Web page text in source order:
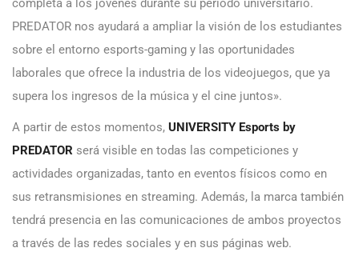
completa a los jóvenes durante su periodo universitario.
PREDATOR nos ayudará a ampliar la visión de los estudiantes
sobre el entorno esports-gaming y las oportunidades
laborales que ofrece la industria de los videojuegos, que ya
supera los ingresos de la música y el cine juntos».
A partir de estos momentos, UNIVERSITY Esports by
PREDATOR será visible en todas las competiciones y
actividades organizadas, tanto en eventos físicos como en
sus retransmisiones en streaming. Además, la marca también
tendrá presencia en las comunicaciones de ambos proyectos
a través de las redes sociales y en sus páginas web.